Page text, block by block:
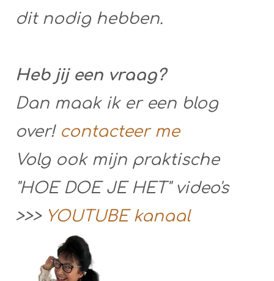
dit nodig hebben.
Heb jij een vraag?
Dan maak ik er een blog
over! contacteer me
Volg ook mijn praktische
"HOE DOE JE HET" video's
>>> YOUTUBE kanaal